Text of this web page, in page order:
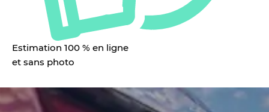
Estimation 100 % en ligne
et sans photo